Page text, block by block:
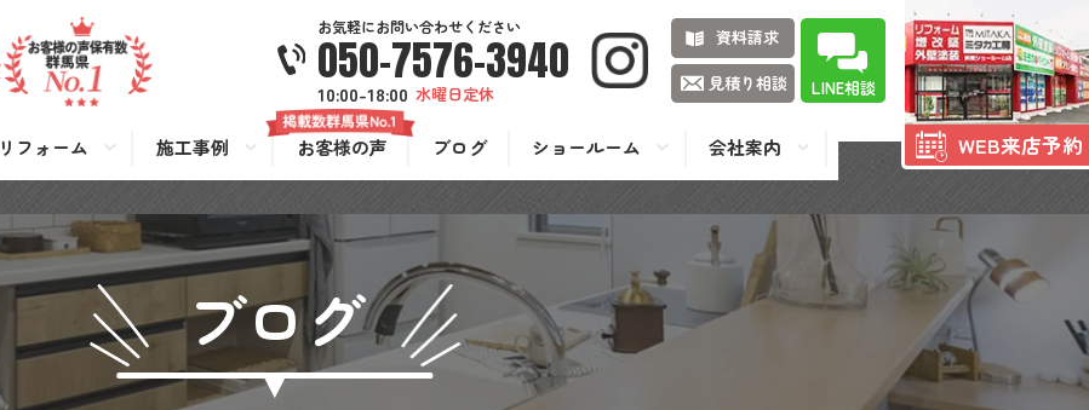
お気軽にお問い合わせください
050-7576-3940
10:00-18:00 水曜日定休
資料請求
見積り相談
LINE相談
WEB来店予約
リフォーム 施工事例 お客様の声 ブログ ショールーム 会社案内
ブログ